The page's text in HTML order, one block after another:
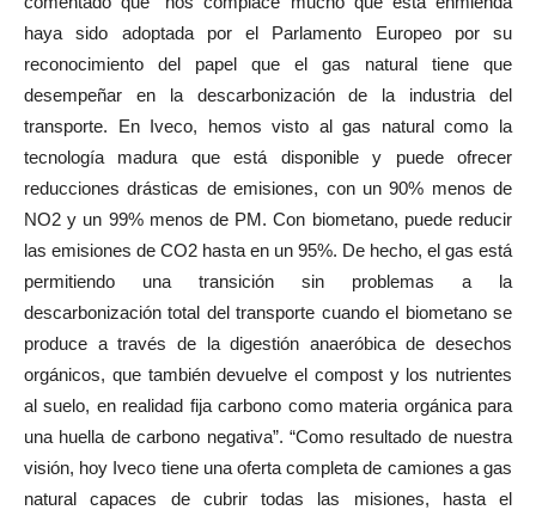
haya sido adoptada por el Parlamento Europeo por su
reconocimiento del papel que el gas natural tiene que
desempeñar en la descarbonización de la industria del
transporte. En Iveco, hemos visto al gas natural como la
tecnología madura que está disponible y puede ofrecer
reducciones drásticas de emisiones, con un 90% menos de
NO2 y un 99% menos de PM. Con biometano, puede reducir
las emisiones de CO2 hasta en un 95%. De hecho, el gas está
permitiendo una transición sin problemas a la
descarbonización total del transporte cuando el biometano se
produce a través de la digestión anaeróbica de desechos
orgánicos, que también devuelve el compost y los nutrientes
al suelo, en realidad fija carbono como materia orgánica para
una huella de carbono negativa”. “Como resultado de nuestra
visión, hoy Iveco tiene una oferta completa de camiones a gas
natural capaces de cubrir todas las misiones, hasta el